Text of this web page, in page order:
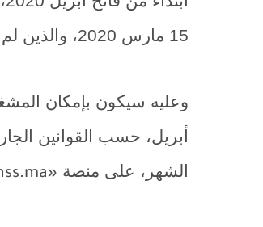
15 مارس 2020، والذين لم يستأنفوا عملهم خلال شهر أبريل الجاري".
وعليه سيكون بإمكان
أبريل، حسب القوانين
الشهر، على منصة